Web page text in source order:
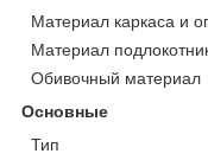
Материал каркаса и
Материал
Обивочный материал
Основные
Тип